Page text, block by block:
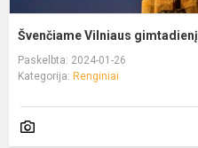
Švenčiame Vilniaus gimtadienį
Paskelbta: 2024-01-26
Kategorija: Renginiai